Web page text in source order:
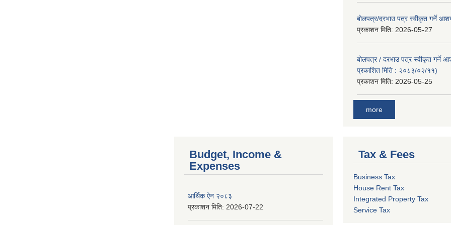
बोलपत्र/दरभाउ पत्र स्वीकृत गर्ने
प्रकाशन मिति: 2026-05-27
बोलपत्र / दरभाउ पत्र स्वीकृत गर्ने
प्रकाशित मिति : २०८३/०२/११)
प्रकाशन मिति: 2026-05-25
more
Budget, Income &
Expenses
आर्थिक ऐन २०८३
प्रकाशन मिति: 2026-07-22
Tax & Fees
Business Tax
House Rent Tax
Integrated Property Tax
Service Tax